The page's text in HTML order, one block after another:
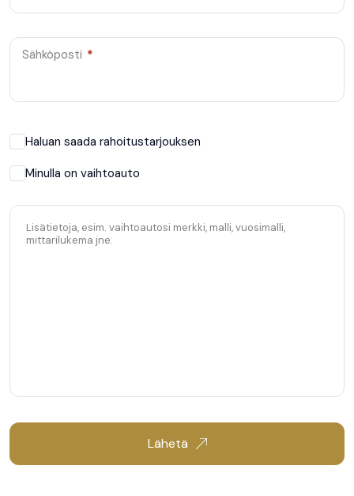
Sähköposti *
Haluan saada rahoitustarjouksen
Minulla on vaihtoauto
Lisätietoja, esim. vaihtoautosi merkki, malli, vuosimalli,
mittarilukema jne.
Lähetä